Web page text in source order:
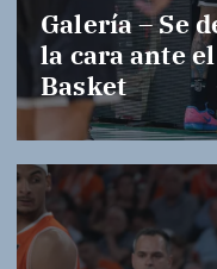
Galería – Se
la cara ante
Basket